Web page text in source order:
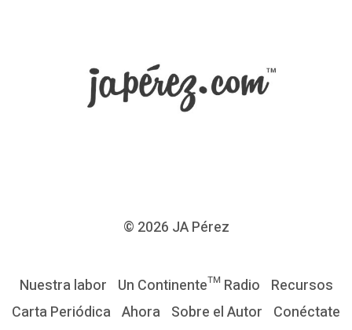
© 2026 JA Pérez
Nuestra labor Un Continente™ Radio Recursos
Carta Periódica Ahora Sobre el Autor Conéctate